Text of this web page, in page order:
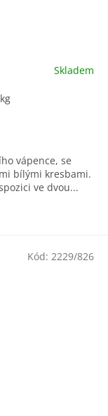
Skladem
vápence, se
bílými kresbami.
ve dvou...
Kód: 2229/826